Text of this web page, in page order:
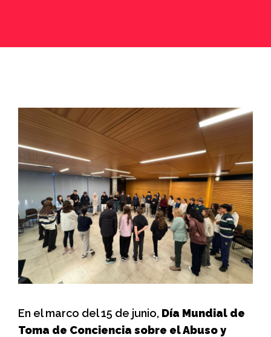
En el marco del 15 de junio, Día Mundial de
Toma de Conciencia sobre el Abuso y